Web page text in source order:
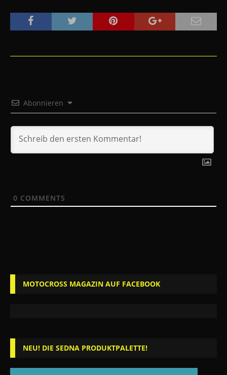
Abonnieren
0 COMMENTS
MOTOCROSS MAGAZIN AUF FACEBOOK
NEU! DIE SEDNA PRODUKTPALETTE!